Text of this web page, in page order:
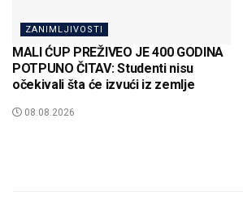
ZANIMLJIVOSTI
MALI ĆUP PREŽIVEO JE 400 GODINA
POTPUNO ČITAV: Studenti nisu
očekivali šta će izvući iz zemlje
08.08.2026